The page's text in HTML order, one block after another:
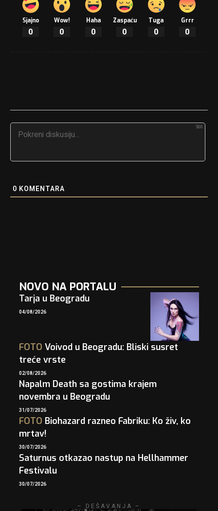
Sjajno
0
Wow!
0
Haha
0
Zaspaću
0
Tuga
0
Grrr
0
500
0 KOMENTARA
NOVO NA PORTALU
Tarja u Beogradu
04/08/2026
FOTO Voivod u Beogradu: Bliski susret
treće vrste
02/08/2026
Napalm Death sa gostima krajem
novembra u Beogradu
31/07/2026
FOTO Biohazard razneo Fabriku: Ko živ, ko
mrtav!
30/07/2026
Saturnus otkazao nastup na Hellhammer
Festivalu
30/07/2026
– DEŠAVANJA –